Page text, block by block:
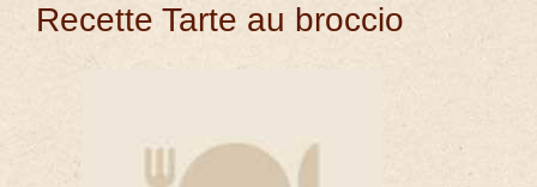
Recette Tarte au broccio